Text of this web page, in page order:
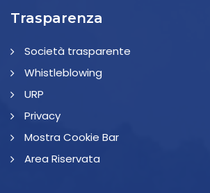
Trasparenza
Società trasparente
Whistleblowing
URP
Privacy
Mostra Cookie Bar
Area Riservata